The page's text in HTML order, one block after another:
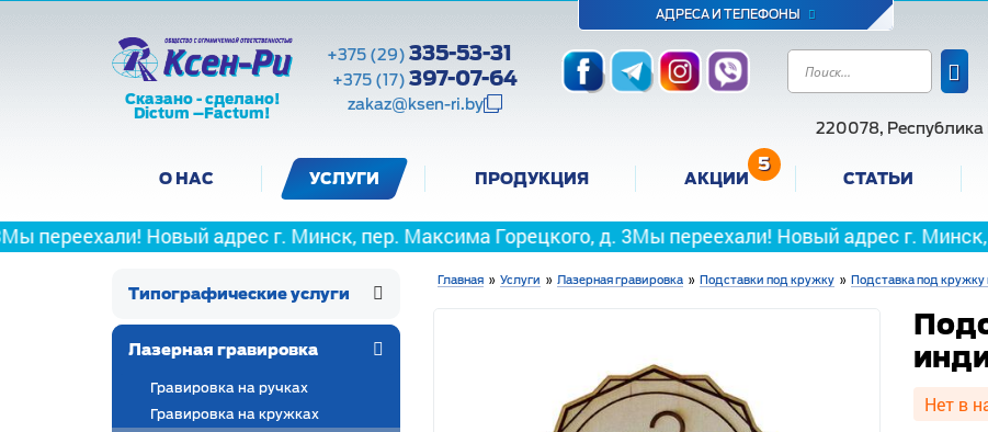
АДРЕСА И ТЕЛЕФОНЫ
Сказано - сделано!
Dictum –Factum!
+375 (29) 335-53-31
+375 (17) 397-07-64
zakaz@ksen-ri.by
220078, Республика
О НАС УСЛУГИ ПРОДУКЦИЯ АКЦИИ
5
СТАТЬИ
Новый адрес г. Минск, пер. Максима Горецкого, д. 3Мы переехали! Новый адрес г. Минск, пер.
Типографические услуги
Лазерная гравировка
Гравировка на ручках
Гравировка на кружках
Главная » Услуги » Лазерная гравировка » Подставки под кружку » Подставка под
Нет в